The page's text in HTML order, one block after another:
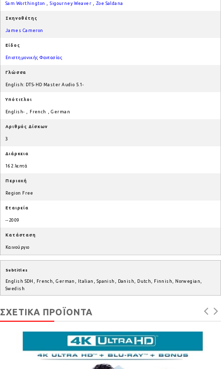
Sam Worthington ,Sigourney Weaver Zoe Saldana
Σκηνοθέτης
James Cameron
Είδος
Επιστημονικής Φαντασίας
Γλώσσα
English: DTS-HD Master Audio 5.1-
Υπότιτλοι
English- French ,German
Αριθμός Δίσκων
3
Διάρκεια
162 λεπτά
Περιοχή
Region Free
Εταιρεία
--2009
Κατάσταση
Καινούργιο
Subtitles
English SDH, French, German, Italian, Spanish, Danish, Dutch, Finnish, Norwegian,
Swedish
ΣΧΕΤΙΚΆ ΠΡΟΪΌΝΤΑ